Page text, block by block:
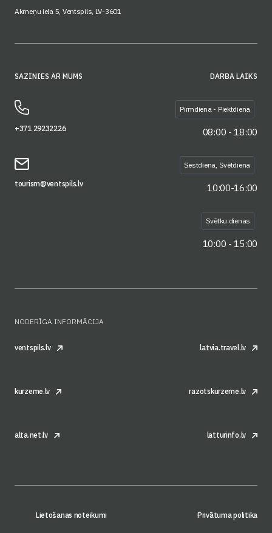
Akmeņu iela 5, Ventspils, LV-3601
SAZINIES AR MUMS
+371 29232226
tourism@ventspils.lv
DARBA LAIKS
Pirmdiena - Piektdiena
08:00 - 18:00
Sestdiena, Svētdiena
10:00-16:00
Svētku dienas
10:00 - 15:00
NODERĪGA INFORMĀCIJA
ventspils.lv latvia.travel.lv
kurzeme.lv razotskurzeme.lv
alta.net.lv latturinfo.lv
Lietošanas noteikumi Privātuma politika